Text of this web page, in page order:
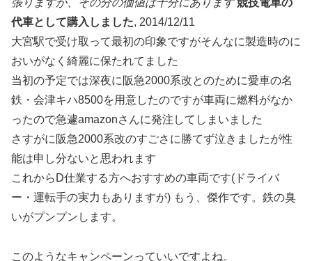
代車として購入しました, 2014/12/11
大宮駅で受け取って最初の印象ですがそんなに製造時のに
おいがなく綺麗に保たれてました
当初の予定では深夜に阪急2000系改とのために愛車の名
鉄・会津キハ8500を用意したのですが車両に燃料がなか
ったので急遽amazonさんに発注してしまいました
さすがに阪急2000系改のすごさに勝てず泣きましたが性
能は申し分ないと思われます
これからD仕業する方へおすすめの車両です(ドライバ
ー・運転手の実力もありますが) もう、傑作です。鉄の臭
いがプンプンします。
このようなキャンペーンっていいですよね。